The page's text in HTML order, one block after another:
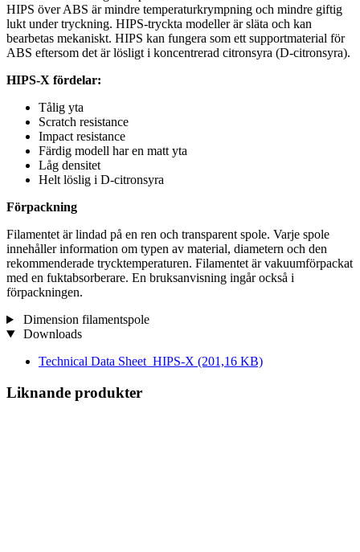
HIPS över ABS är mindre temperaturkrympning och mindre giftig
lukt under tryckning. HIPS-tryckta modeller är släta och kan
bearbetas mekaniskt. HIPS kan fungera som ett supportmaterial för
ABS eftersom det är lösligt i koncentrerad citronsyra (D-citronsyra).
HIPS-X fördelar:
Tålig yta
Scratch resistance
Impact resistance
Färdig modell har en matt yta
Låg densitet
Helt löslig i D-citronsyra
Förpackning
Filamentet är lindad på en ren och transparent spole. Varje spole
innehåller information om typen av material, diametern och den
rekommenderade trycktemperaturen. Filamentet är vakuumförpackat
med en fuktabsorberare. En bruksanvisning ingår också i
förpackningen.
Dimension filamentspole
Downloads
Technical Data Sheet_HIPS-X (201,16 KB)
Liknande produkter